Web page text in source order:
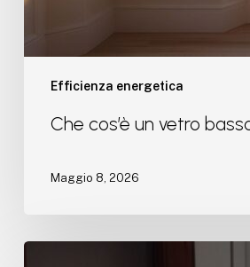
Efficienza energetica
Che cos’è un vetro
Maggio 8, 2026
Posa